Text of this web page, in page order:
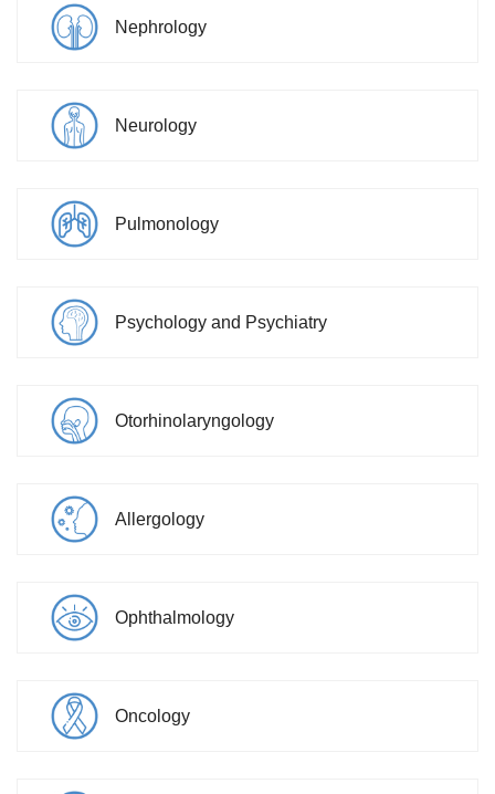
Nephrology
Neurology
Pulmonology
Psychology and Psychiatry
Otorhinolaryngology
Allergology
Ophthalmology
Oncology